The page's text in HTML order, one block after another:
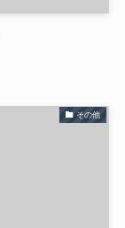
その他